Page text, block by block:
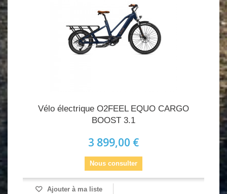
Vélo électrique O2FEEL EQUO CARGO
BOOST 3.1
3 899,00 €
Nous consulter
Ajouter à ma liste